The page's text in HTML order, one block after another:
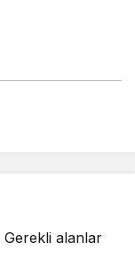
Gerekli alanlar